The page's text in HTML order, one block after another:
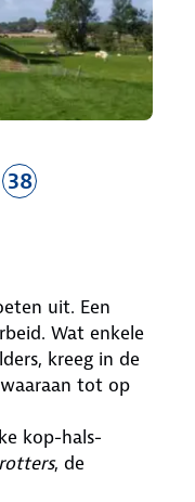
38
uit. Een
Wat enkele
kreeg in de
tot op
kop-hals-
, de